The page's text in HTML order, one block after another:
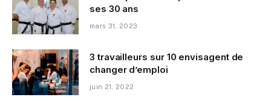
ses 30 ans
mars 31, 2023
3 travailleurs sur 10 envisagent de
changer d’emploi
juin 21, 2022